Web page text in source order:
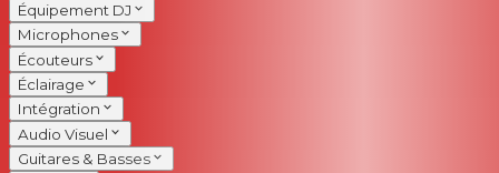
Équipement DJ
Microphones
Écouteurs
Éclairage
Intégration
Audio Visuel
Guitares & Basses